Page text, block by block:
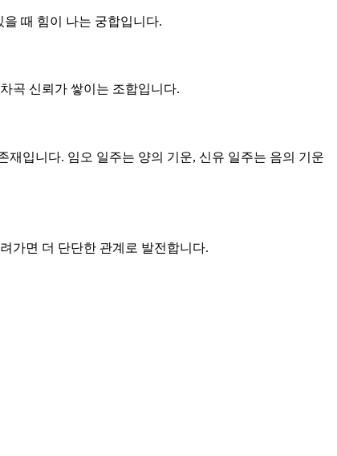
때 힘이 나는 궁합입니다.
곡 신뢰가 쌓이는 조합입니다.
입니다. 임오 일주는 양의 기운, 신유 일주는 음의 기운
가면 더 단단한 관계로 발전합니다.